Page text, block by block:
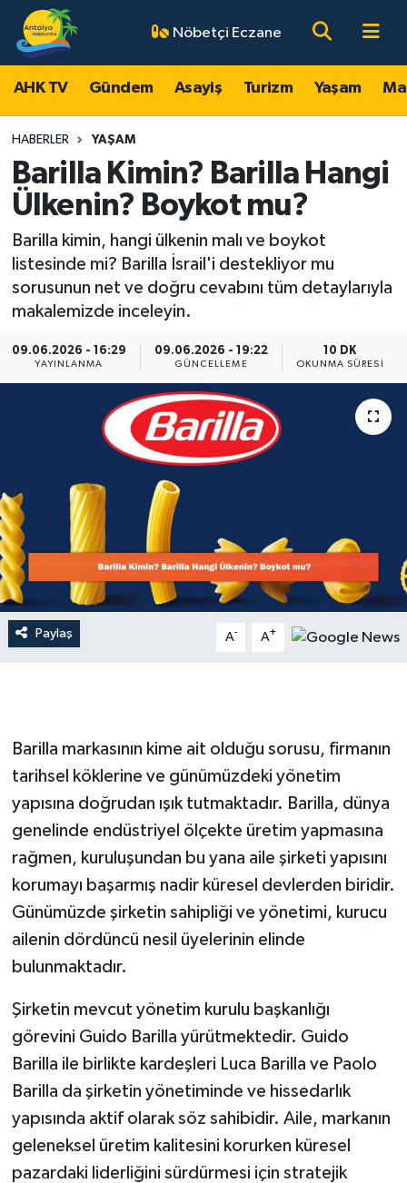
Nöbetçi Eczane
AHK TV Gündem Asayiş Turizm Yaşam
HABERLER YAŞAM
Barilla Kimin? Barilla Hangi
Ülkenin? Boykot mu?
Barilla kimin, hangi ülkenin malı ve boykot
listesinde mi? Barilla İsrail'i destekliyor mu
sorusunun net ve doğru cevabını tüm detaylarıyla
makalemizde inceleyin.
09.06.2026 - 16:29
YAYINLANMA
09.06.2026 - 19:22
GÜNCELLEME
10 DK
OKUNMA SÜRESI
Paylaş A- A+
Barilla markasının kime ait olduğu sorusu, firmanın
tarihsel köklerine ve günümüzdeki yönetim
yapısına doğrudan ışık tutmaktadır. Barilla, dünya
genelinde endüstriyel ölçekte üretim yapmasına
rağmen, kuruluşundan bu yana aile şirketi yapısını
korumayı başarmış nadir küresel devlerden biridir.
Günümüzde şirketin sahipliği ve yönetimi, kurucu
ailenin dördüncü nesil üyelerinin elinde
bulunmaktadır.
Şirketin mevcut yönetim kurulu başkanlığı
görevini Guido Barilla yürütmektedir. Guido
Barilla ile birlikte kardeşleri Luca Barilla ve Paolo
Barilla da şirketin yönetiminde ve hissedarlık
yapısında aktif olarak söz sahibidir. Aile, markanın
geleneksel üretim kalitesini korurken küresel
pazardaki liderliğini sürdürmesi için stratejik
AHK TV
Gündem
Asayiş
Turizm
Yaşam
Ekonomi
Resmi Reklamlar
Antalya Nöbetçi Eczaneler
Antalya Hava Durumu
Antalya Namaz Vakitleri
Antalya Trafik Yoğunluk Haritası
Süper Lig Puan Durumu ve Fikstür
Son Dakika Haberleri